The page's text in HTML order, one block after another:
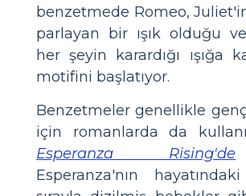
benzetmede Romeo,
parlayan bir ışık olduğu
her şeyin karardığı ışığa
motifini başlatıyor.
Benzetmeler genellikle
için romanlarda da
Esperanza Rising'de
Esperanza'nın